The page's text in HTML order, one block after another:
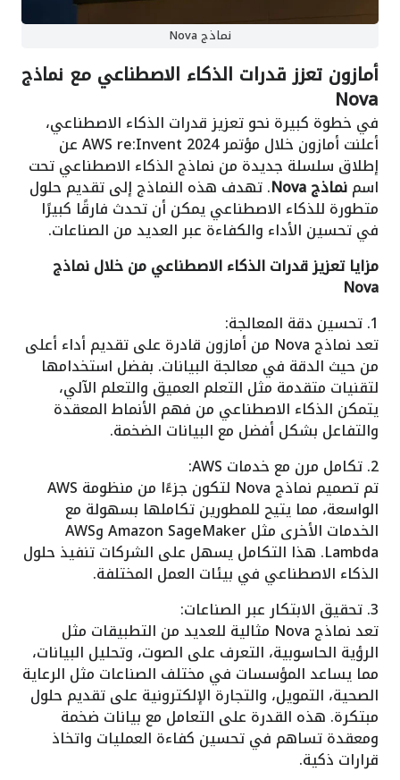
نماذج Nova
أمازون تعزز قدرات الذكاء الاصطناعي مع نماذج
Nova
في خطوة كبيرة نحو تعزيز قدرات الذكاء الاصطناعي،
أعلنت أمازون خلال مؤتمر AWS re:Invent 2024 عن
إطلاق سلسلة جديدة من نماذج الذكاء الاصطناعي تحت
اسمنماذج Nova . تهدف هذه النماذج إلى تقديم حلول
متطورة للذكاء الاصطناعي يمكن أن تحدث فارقًا كبيرًا
في تحسين الأداء والكفاءة عبر العديد من الصناعات.
مزايا تعزيز قدرات الذكاء الاصطناعي من خلال نماذج
Nova
1. تحسين دقة المعالجة:
تعد نماذج Nova من أمازون قادرة على تقديم أداء أعلى
من حيث الدقة في معالجة البيانات. بفضل استخدامها
لتقنيات متقدمة مثل التعلم العميق والتعلم الآلي،
يتمكن الذكاء الاصطناعي من فهم الأنماط المعقدة
والتفاعل بشكل أفضل مع البيانات الضخمة.
2. تكامل مرن مع خدمات AWS:
تم تصميم نماذج Nova لتكون جزءًا من منظومة AWS
الواسعة، مما يتيح للمطورين تكاملها بسهولة مع
الخدمات الأخرى مثل Amazon SageMaker وAWS
Lambda. هذا التكامل يسهل على الشركات تنفيذ حلول
الذكاء الاصطناعي في بيئات العمل المختلفة.
3. تحقيق الابتكار عبر الصناعات:
تعد نماذج Nova مثالية للعديد من التطبيقات مثل
الرؤية الحاسوبية، التعرف على الصوت، وتحليل البيانات،
مما يساعد المؤسسات في مختلف الصناعات مثل الرعاية
الصحية، التمويل، والتجارة الإلكترونية على تقديم حلول
مبتكرة. هذه القدرة على التعامل مع بيانات ضخمة
ومعقدة تساهم في تحسين كفاءة العمليات واتخاذ
قرارات ذكية.